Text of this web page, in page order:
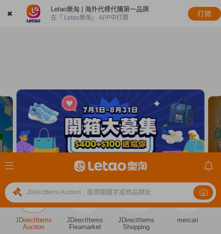
✖
Letao樂淘 | 海外代標代購第一品牌
在「 Letao樂淘」 APP中打開
打開
JDirectItems Auction 搜尋關鍵字或商品網址
JDirectItems
Auction
JDirectItems
Fleamarket
JDirectItems
Shopping
mercari